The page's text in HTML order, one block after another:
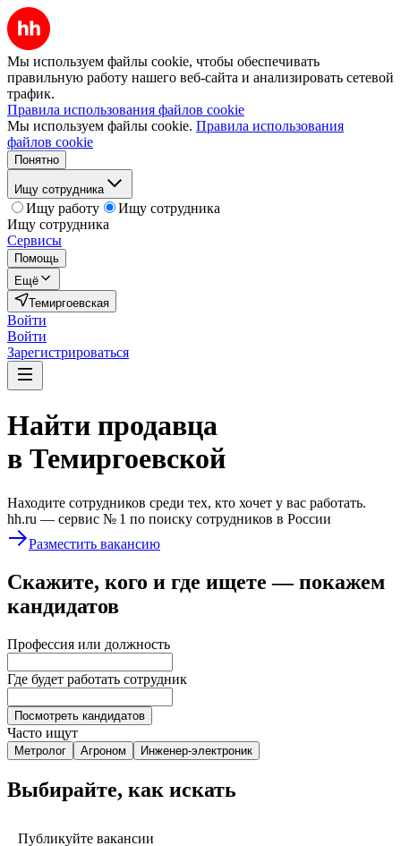
Мы используем файлы cookie, чтобы обеспечивать
правильную работу нашего веб-сайта и анализировать сетевой
трафик.
Правила использования файлов cookie
Мы используем файлы cookie. Правила использования
файлов cookie
Понятно
Ищу сотрудника
Ищу работу
Ищу сотрудника
Ищу сотрудника
Сервисы
Помощь
Ещё
Темиргоевская
Войти
Войти
Зарегистрироваться
Найти продавца
в Темиргоевской
Находите сотрудников среди тех, кто хочет у вас работать.
hh.ru — сервис № 1 по поиску сотрудников в России
Разместить вакансию
Скажите, кого и где ищете — покажем
кандидатов
Профессия или должность
Где будет работать сотрудник
Посмотреть кандидатов
Часто ищут
Метролог Агроном Инженер-электроник
Выбирайте, как искать
Публикуйте вакансии